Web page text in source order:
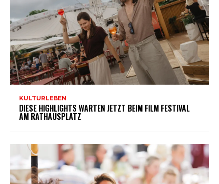
KULTURLEBEN
DIESE HIGHLIGHTS WARTEN JETZT BEIM FILM FESTIVAL
AM RATHAUSPLATZ